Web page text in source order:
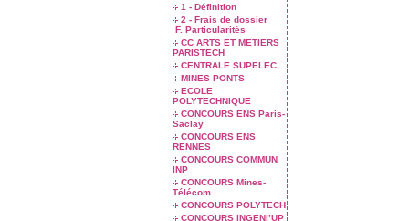
1 - Définition
2 - Frais de dossier
F. Particularités
CC ARTS ET METIERS
PARISTECH
CENTRALE SUPELEC
MINES PONTS
ECOLE
POLYTECHNIQUE
CONCOURS ENS Paris-
Saclay
CONCOURS ENS
RENNES
CONCOURS COMMUN
INP
CONCOURS Mines-
Télécom
CONCOURS POLYTECH
CONCOURS INGENI’UP